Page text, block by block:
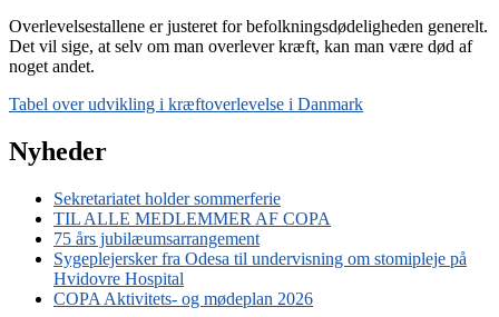
Overlevelsestallene er justeret for befolkningsdødeligheden generelt.
Det vil sige, at selv om man overlever kræft, kan man være død af
noget andet.
Tabel over udvikling i kræftoverlevelse i Danmark
Nyheder
Sekretariatet holder sommerferie
TIL ALLE MEDLEMMER AF COPA
75 års jubilæumsarrangement
Sygeplejersker fra Odesa til undervisning om stomipleje på
Hvidovre Hospital
COPA Aktivitets- og mødeplan 2026